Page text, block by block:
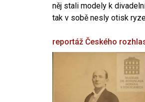
něj stali modely k
tak v sobě nesly otisk
reportáž Českého